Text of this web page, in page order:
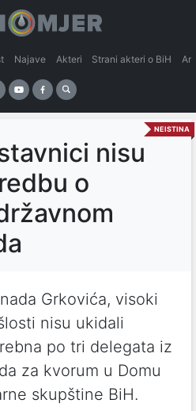
Najave Akteri Strani akteri o BiH
NEISTINA
nisu
o
Grkovića, visoki
nisu ukidali
po tri delegata iz
za kvorum u Domu
skupštine BiH.